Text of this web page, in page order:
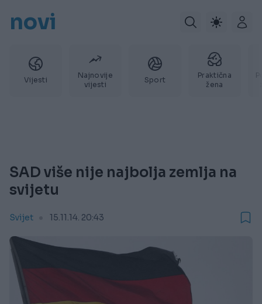
novi
Vijesti
Najnovije
vijesti
Sport
Praktična
žena
SAD više nije najbolja zemlja na
svijetu
Svijet 15.11.14. 20:43